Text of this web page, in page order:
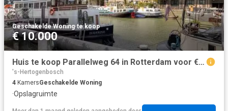
Geschakelde Woning·te koop
€ 10.000
Huis te koop Parallelweg 64 in Rotterdam voor € 495.000
's-Hertogenbosch
4 KamersGeschakelde Woning
·Opslagruimte